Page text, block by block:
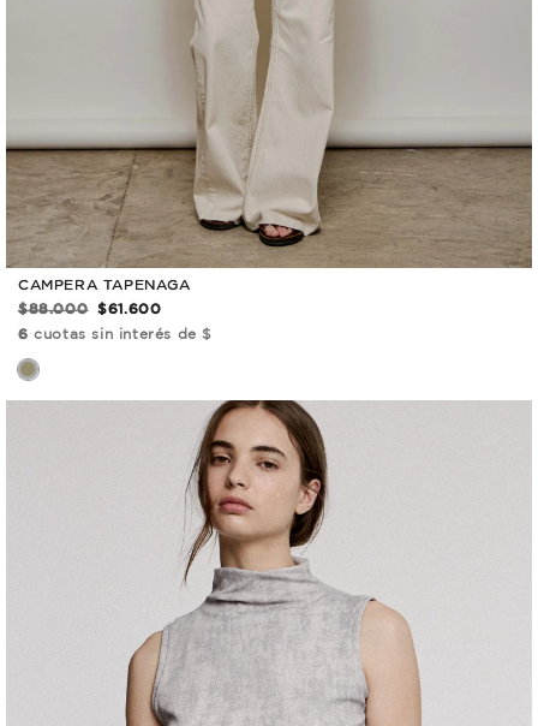
CAMPERA TAPENAGA
$88.000
$61.600
6 cuotas sin interés de $